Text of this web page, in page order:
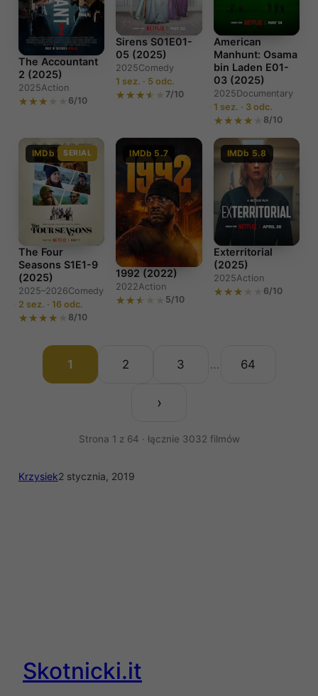
The Accountant
2 (2025)
2025Action
6/10
Sirens S01E01-
05 (2025)
2025Comedy
1 sez. · 5 odc.
7/10
American
Manhunt: Osama
bin Laden E01-
03 (2025)
2025Documentary
1 sez. · 3 odc.
8/10
IMDb 7.2SERIAL
The Four
Seasons S1E1-9
(2025)
2025–2026Comedy
2 sez. · 16 odc.
8/10
IMDb 5.7
1992 (2022)
2022Action
5/10
IMDb 5.8
Exterritorial
(2025)
2025Action
6/10
1 2 3 … 64
›
Strona 1 z 64 · łącznie 3032 filmów
Krzysiek2 stycznia, 2019
Skotnicki.it